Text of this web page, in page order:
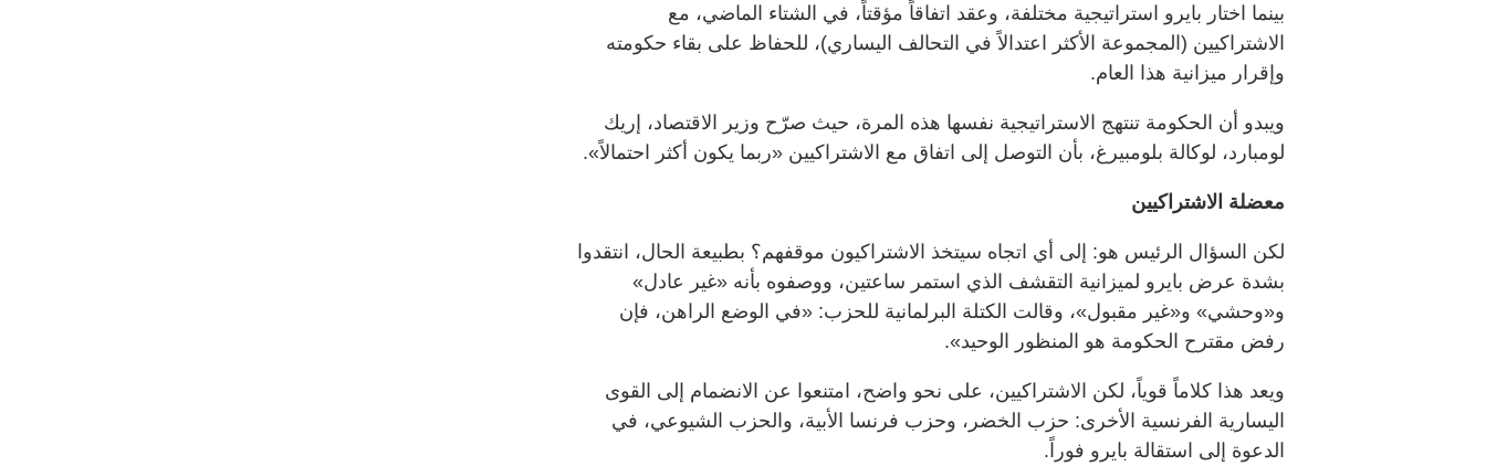
بينما اختار بايرو استراتيجية مختلفة، وعقد اتفاقاً مؤقتاً، في الشتاء الماضي، مع
الاشتراكيين (المجموعة الأكثر اعتدالاً في التحالف اليساري)، للحفاظ على بقاء حكومته
وإقرار ميزانية هذا العام.
ويبدو أن الحكومة تنتهج الاستراتيجية نفسها هذه المرة، حيث صرّح وزير الاقتصاد، إريك
لومبارد، لوكالة بلومبيرغ، بأن التوصل إلى اتفاق مع الاشتراكيين «ربما يكون أكثر احتمالاً».
معضلة الاشتراكيين
لكن السؤال الرئيس هو: إلى أي اتجاه سيتخذ الاشتراكيون موقفهم؟ بطبيعة الحال، انتقدوا
بشدة عرض بايرو لميزانية التقشف الذي استمر ساعتين، ووصفوه بأنه «غير عادل»
و«وحشي» و«غير مقبول»، وقالت الكتلة البرلمانية للحزب: «في الوضع الراهن، فإن
رفض مقترح الحكومة هو المنظور الوحيد».
ويعد هذا كلاماً قوياً، لكن الاشتراكيين، على نحو واضح، امتنعوا عن الانضمام إلى القوى
اليسارية الفرنسية الأخرى: حزب الخضر، وحزب فرنسا الأبية، والحزب الشيوعي، في
الدعوة إلى استقالة بايرو فوراً.